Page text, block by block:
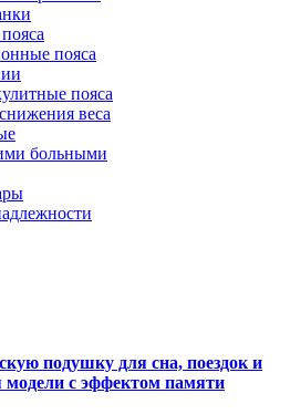
пояса
пояса
веса
больными
подушку для сна, поездок и
с эффектом памяти